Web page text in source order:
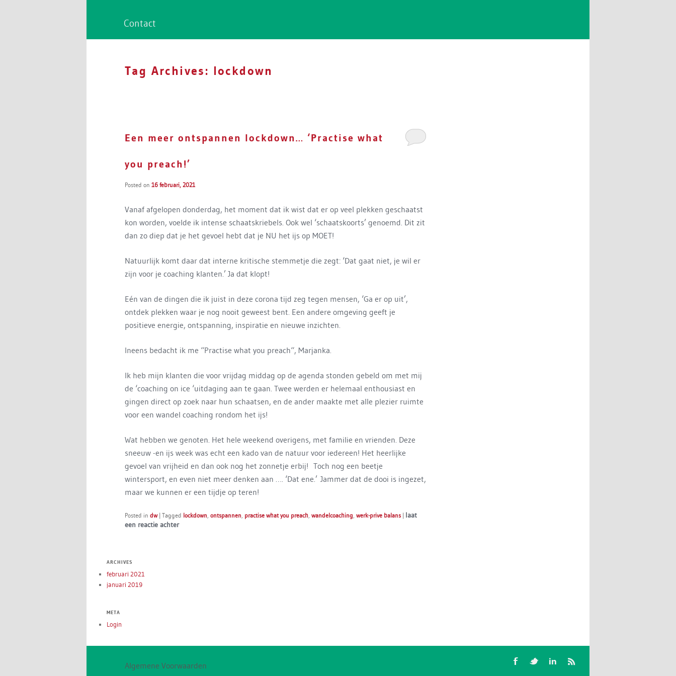
Contact
Tag Archives: lockdown
Een meer ontspannen lockdown… ‘Practise what
you preach!’
Posted on 16 februari, 2021
Vanaf afgelopen donderdag, het moment dat ik wist dat er op veel plekken geschaatst
kon worden, voelde ik intense schaatskriebels. Ook wel ‘schaatskoorts’ genoemd. Dit zit
dan zo diep dat je het gevoel hebt dat je NU het ijs op MOET!
Natuurlijk komt daar dat interne kritische stemmetje die zegt: ‘Dat gaat niet, je wil er
zijn voor je coaching klanten.’ Ja dat klopt!
Eén van de dingen die ik juist in deze corona tijd zeg tegen mensen, ‘Ga er op uit’,
ontdek plekken waar je nog nooit geweest bent. Een andere omgeving geeft je
positieve energie, ontspanning, inspiratie en nieuwe inzichten.
Ineens bedacht ik me “Practise what you preach“, Marjanka.
Ik heb mijn klanten die voor vrijdag middag op de agenda stonden gebeld om met mij
de ‘coaching on ice ‘uitdaging aan te gaan. Twee werden er helemaal enthousiast en
gingen direct op zoek naar hun schaatsen, en de ander maakte met alle plezier ruimte
voor een wandel coaching rondom het ijs!
Wat hebben we genoten. Het hele weekend overigens, met familie en vrienden. Deze
sneeuw -en ijs week was echt een kado van de natuur voor iedereen! Het heerlijke
gevoel van vrijheid en dan ook nog het zonnetje erbij! Toch nog een beetje
wintersport, en even niet meer denken aan …. ‘Dat ene.’ Jammer dat de dooi is ingezet,
maar we kunnen er een tijdje op teren!
Posted in dw | Tagged lockdown, ontspannen, practise what you preach, wandelcoaching, werk-prive balans | laat
een reactie achter
ARCHIVES
februari 2021
januari 2019
META
Login
Algemene Voorwaarden